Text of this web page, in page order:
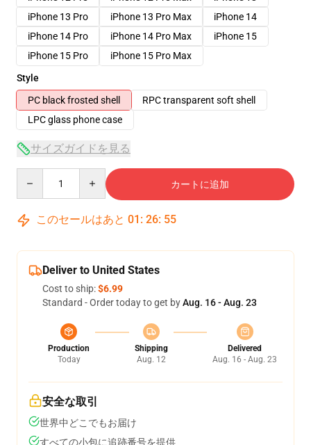
iPhone 13 Pro
iPhone 13 Pro Max
iPhone 14
iPhone 14 Pro
iPhone 14 Pro Max
iPhone 15
iPhone 15 Pro
iPhone 15 Pro Max
Style
PC black frosted shell
RPC transparent soft shell
LPC glass phone case
サイズガイドを見る
カートに追加
このセールはあと 01 : 26: 54
Deliver to United States
Cost to ship:$6.99
Standard - Order today to get byAug. 16 - Aug. 23
Production
Today
Shipping
Aug. 12
Delivered
Aug. 16 - Aug. 23
安全な取引
世界中どこでもお届け
すべての小包に追跡番号を提供